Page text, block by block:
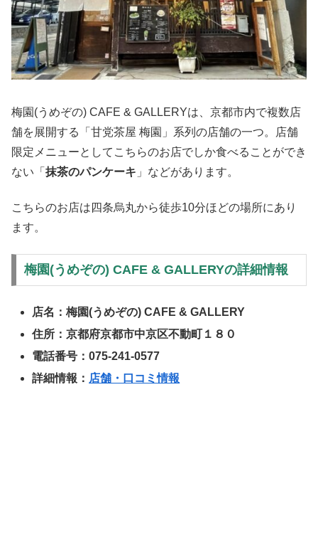
梅園(うめぞの) CAFE & GALLERYは、京都市内で複数店
舗を展開する「甘党茶屋 梅園」系列の店舗の一つ。店舗
限定メニューとしてこちらのお店でしか食べることができ
ない「 抹茶のパンケーキ 」などがあります。
こちらのお店は四条烏丸から徒歩10分ほどの場所にあり
ます。
梅園(うめぞの) CAFE & GALLERYの詳細情報
店名：梅園(うめぞの) CAFE & GALLERY
住所：京都府京都市中京区不動町１８０
電話番号：075-241-0577
詳細情報： 店舗・口コミ情報